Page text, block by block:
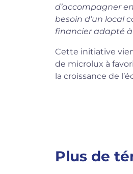
d’accompagner
besoin d’un local
financier adapté
Cette initiative
de microlux à
la croissance de
Plus de